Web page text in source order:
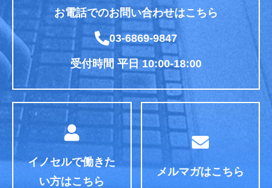
お電話でのお問い合わせはこちら
03-6869-9847
受付時間 平日 10:00-18:00
イノセルで働きた
い方はこちら
メルマガはこちら